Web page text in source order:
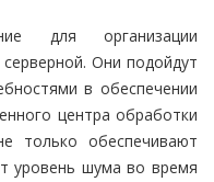
для организации
Они подойдут
в обеспечении
центра обработки
только обеспечивают
уровень шума во время